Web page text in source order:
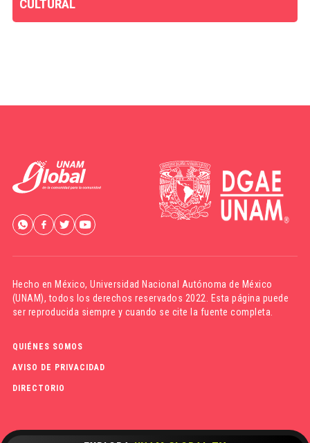
CULTURAL
Hecho en México,Universidad Nacional Autónoma de México
(UNAM), todos los derechos reservados 2022. Esta página puede
ser reproducida siempre y cuando se cite la fuente completa.
QUIÉNES SOMOS
AVISO DE PRIVACIDAD
DIRECTORIO